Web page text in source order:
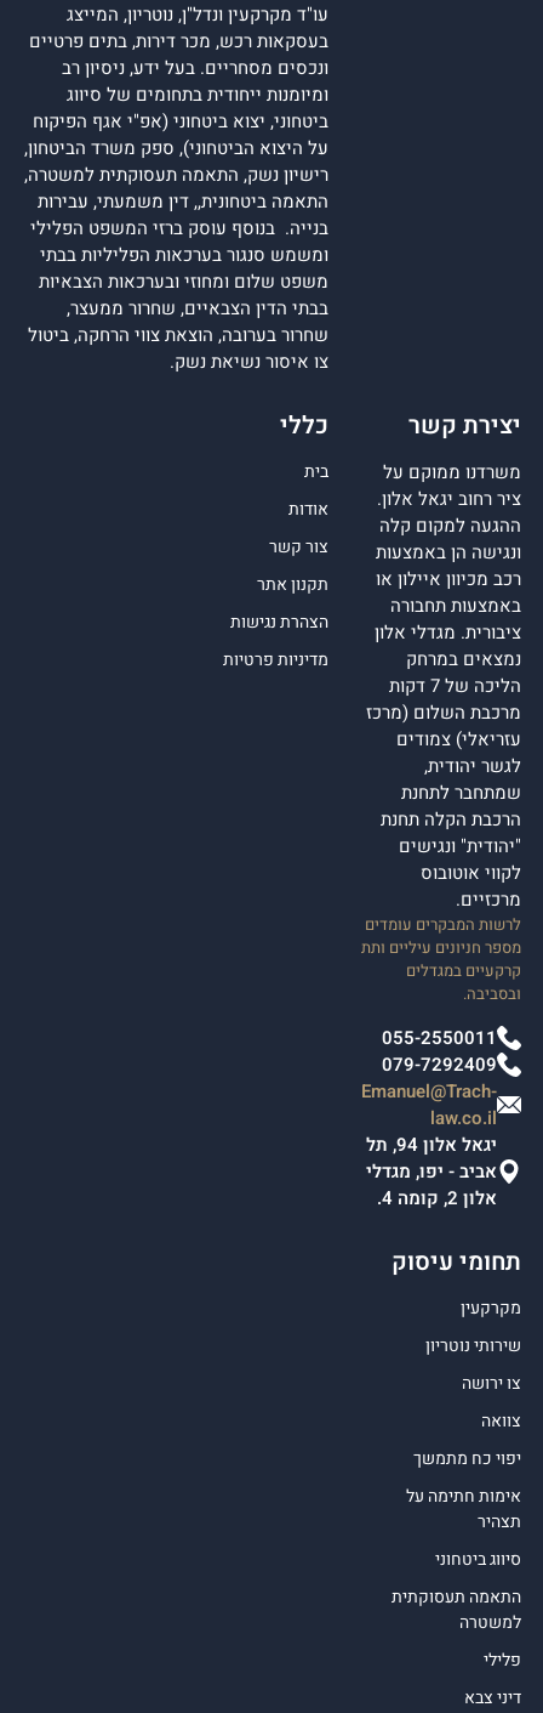
עו"ד מקרקעין ונדל"ן, נוטריון, המייצג
בעסקאות רכש, מכר דירות, בתים פרטיים
ונכסים מסחריים. בעל ידע, ניסיון רב
ומיומנות ייחודית בתחומים של סיווג
ביטחוני, יצוא ביטחוני (אפ"י אגף הפיקוח
על היצוא הביטחוני), ספק משרד הביטחון,
רישיון נשק, התאמה תעסוקתית למשטרה,
התאמה ביטחונית,, דין משמעתי, עבירות
בנייה. בנוסף עוסק ברזי המשפט הפלילי
ומשמש סנגור בערכאות הפליליות בבתי
משפט שלום ומחוזי ובערכאות הצבאיות
בבתי הדין הצבאיים, שחרור ממעצר,
שחרור בערובה, הוצאת צווי הרחקה, ביטול
צו איסור נשיאת נשק.
יצירת קשר
משרדנו ממוקם על
ציר רחוב יגאל אלון.
ההגעה למקום קלה
ונגישה הן באמצעות
רכב מכיוון איילון או
באמצעות תחבורה
ציבורית. מגדלי אלון
נמצאים במרחק
הליכה של 7 דקות
מרכבת השלום (מרכז
עזריאלי) צמודים
לגשר יהודית,
שמתחבר לתחנת
הרכבת הקלה תחנת
"יהודית" ונגישים
לקווי אוטובוס
מרכזיים.
לרשות המבקרים עומדים
מספר חניונים עיליים ותת
קרקעיים במגדלים
ובסביבה.
055-2550011
079-7292409
Emanuel@Trach-
law.co.il
יגאל אלון 94, תל
אביב - יפו, מגדלי
אלון 2, קומה 4.
כללי
בית
אודות
צור קשר
תקנון אתר
הצהרת נגישות
מדיניות פרטיות
תחומי עיסוק
מקרקעין
שירותי נוטריון
צו ירושה
צוואה
יפוי כח מתמשך
אימות חתימה על
תצהיר
סיווג ביטחוני
התאמה תעסוקתית
למשטרה
פלילי
דיני צבא